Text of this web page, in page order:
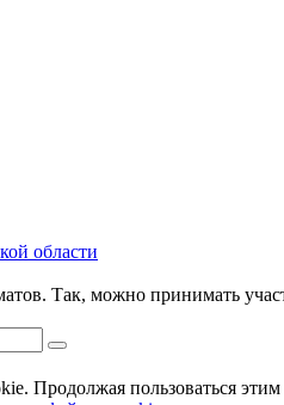
области
Так, можно принимать
Продолжая пользоваться